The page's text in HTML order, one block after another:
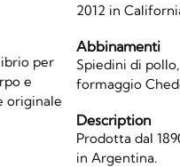
per
e
originale
2012 in
Abbinamenti
Spiedini di
formaggio
Description
Prodotta dal
in Argentina.